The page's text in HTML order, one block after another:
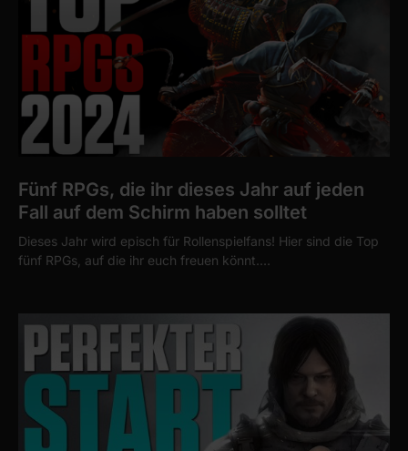
Fünf RPGs, die ihr dieses Jahr auf jeden
Fall auf dem Schirm haben solltet
Dieses Jahr wird episch für Rollenspielfans! Hier sind die Top
fünf RPGs, auf die ihr euch freuen könnt.…